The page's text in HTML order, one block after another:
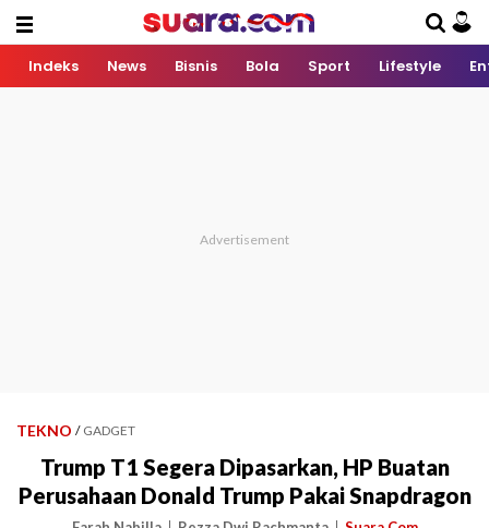
Indeks News Bisnis Bola Sport Lifestyle
TEKNO / GADGET
Trump T1 Segera Dipasarkan, HP Buatan
Perusahaan Donald Trump Pakai Snapdragon